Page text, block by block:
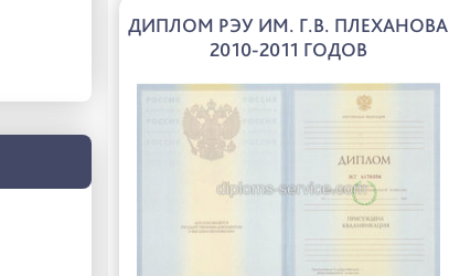
ДИПЛОМ РЭУ ИМ. Г.В. ПЛЕХАНОВА
2010-2011 ГОДОВ